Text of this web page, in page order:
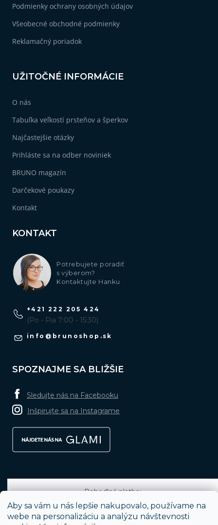
Aby sa vám u nás lepšie nakupovalo, používame na
webe na personalizáciu a analýzu návštevnosti
Podmienky ochrany osobných údajov
Všeobecné obchodné podmienky
Reklamačný poriadok
UŽITOČNÉ INFORMÁCIE
O nás
Tabuľka veľkostí prsteňov a šperkov
Najčastejšie otázky
Prihláste sa na odber noviniek
BRUNO magazín
Darčekové poukazy
Kontakt
KONTAKT
Potrebujete poradiť
s výberom?
Kontaktujte Hanku
info @ brunoshop.sk
+421 222 205 424
(Po - Pia 7:00 - 15:30)
SPOZNAJME SA BLIŽŠIE
Sledujte nás na Facebooku
Inšpirujte sa na Instagrame
Pohodlná platba: